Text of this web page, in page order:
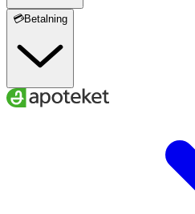
💳Betalning